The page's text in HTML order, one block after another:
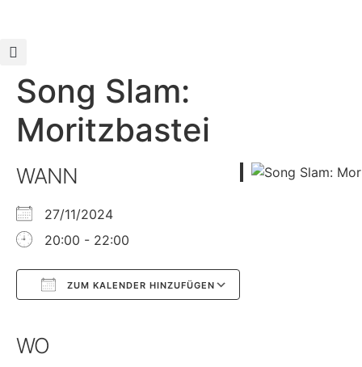
Song Slam:
Moritzbastei
WANN
27/11/2024
20:00 - 22:00
ZUM KALENDER HINZUFÜGEN
WO